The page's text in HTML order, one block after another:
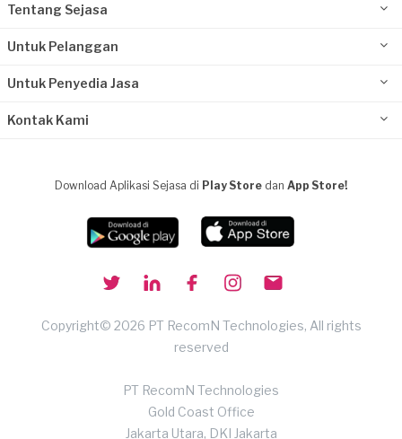
Tentang Sejasa
Untuk Pelanggan
Untuk Penyedia Jasa
Kontak Kami
Download Aplikasi Sejasa di Play Store dan App Store!
Copyright© 2026 PT RecomN Technologies, All rights
reserved
PT RecomN Technologies
Gold Coast Office
Jakarta Utara, DKI Jakarta